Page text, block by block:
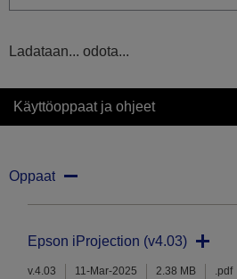
Ladataan... odota...
Käyttöoppaat ja ohjeet
Oppaat
Epson iProjection (v4.03)
v.4.03 11-Mar-2025 2.38 MB .pdf